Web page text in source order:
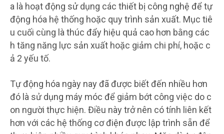
a là hoạt động sử dụng các thiết bị công nghệ để tự
động hóa hệ thống hoặc quy trình sản xuất. Mục tiê
u cuối cùng là thúc đẩy hiệu quả cao hơn bằng các
h tăng năng lực sản xuất hoặc giảm chi phí, hoặc c
ả 2 yếu tố.
Tự động hóa ngày nay đã được biết đến nhiều hơn
đó là sử dụng máy móc để giảm bớt công việc do c
on người thực hiện. Điều này trở nên có tính liên kết
hơn với các hệ thống cơ điện được lập trình sẵn để